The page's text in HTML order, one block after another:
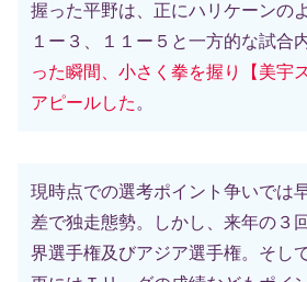
握った平野は、正にハリケーンの
１ー３、１１ー５と一方的な試合
った瞬間、小さく拳を握り【美宇
アピールした 。
現時点での選考ポイント争いでは
差で独走態勢。しかし、来年の３
界選手権及びアジア選手権。そし